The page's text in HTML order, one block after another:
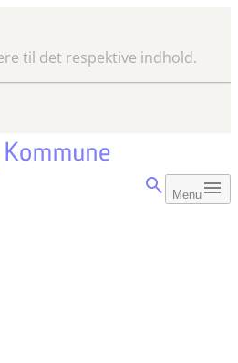
til det respektive indhold.
Menu